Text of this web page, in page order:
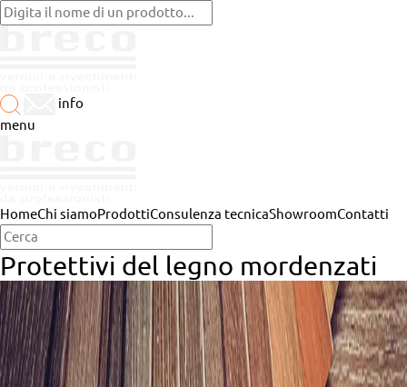
info
menu
HomeChi siamoProdottiConsulenza tecnicaShowroomContatti
Protettivi del legno mordenzati